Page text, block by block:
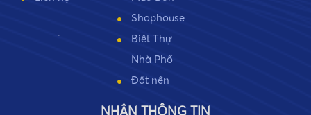
Shophouse
Biệt Thự
Nhà Phố
Đất nền
NHẬN THÔNG TIN